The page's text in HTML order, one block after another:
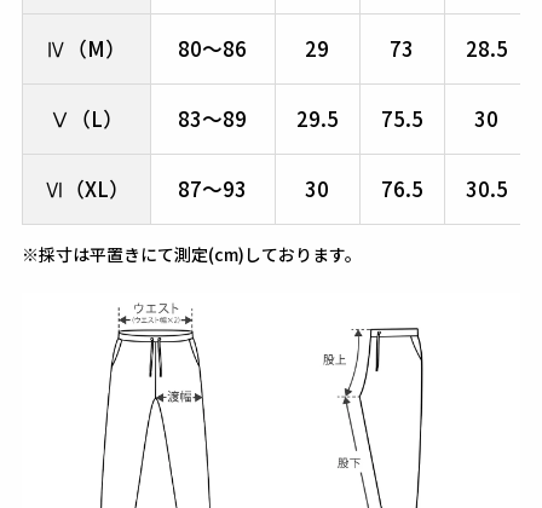
Ⅳ（M） 80～86 29 73 28.5
Ⅴ（L） 83～89 29.5 75.5 30
Ⅵ（XL） 87～93 30 76.5 30.5
※採寸は平置きにて測定(cm)しております。